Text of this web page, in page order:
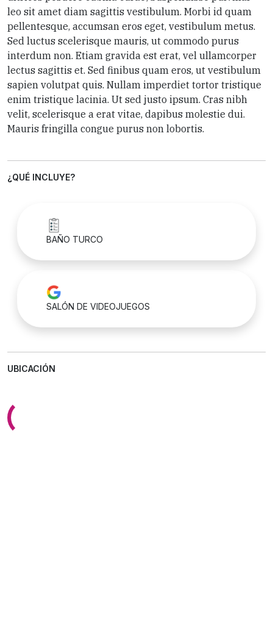
leo sit amet diam sagittis vestibulum. Morbi id quam
pellentesque, accumsan eros eget, vestibulum metus.
Sed luctus scelerisque mauris, ut commodo purus
interdum non. Etiam gravida est erat, vel ullamcorper
lectus sagittis et. Sed finibus quam eros, ut vestibulum
sapien volutpat quis. Nullam imperdiet tortor tristique
enim tristique lacinia. Ut sed justo ipsum. Cras nibh
velit, scelerisque a erat vitae, dapibus molestie dui.
Mauris fringilla congue purus non lobortis.
¿QUÉ INCLUYE?
BAÑO TURCO
SALÓN DE VIDEOJUEGOS
UBICACIÓN